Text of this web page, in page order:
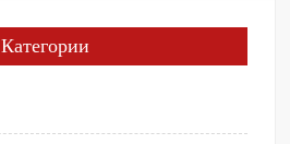
Категории